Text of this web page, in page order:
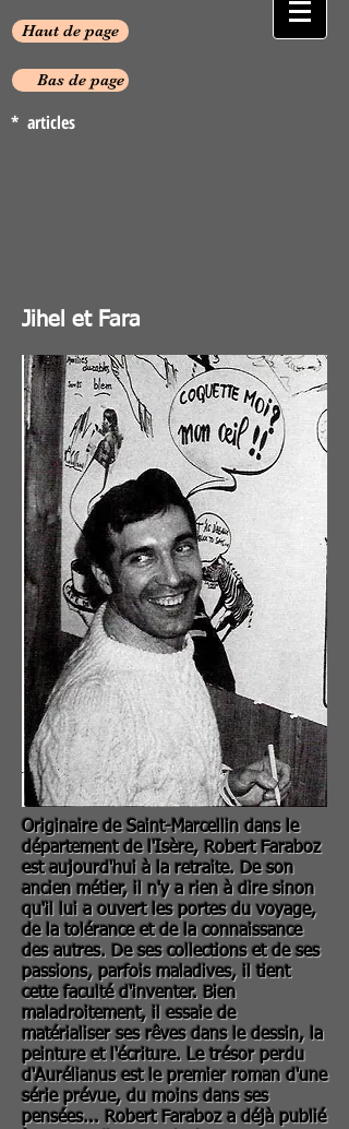
Haut de page
Bas de page
* articles
Jihel et Fara
Originaire de Saint-Marcellin dans le
département de l'Isère, Robert Faraboz
est aujourd'hui à la retraite. De son
ancien métier, il n'y a rien à dire sinon
qu'il lui a ouvert les portes du voyage,
de la tolérance et de la connaissance
des autres. De ses collections et de ses
passions, parfois maladives, il tient
cette faculté d'inventer. Bien
maladroitement, il essaie de
matérialiser ses rêves dans le dessin, la
peinture et l'écriture. Le trésor perdu
d'Aurélianus est le premier roman d'une
série prévue, du moins dans ses
pensées... Robert Faraboz a déjà publié